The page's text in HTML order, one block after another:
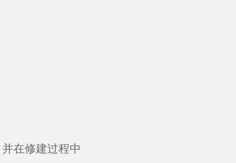
在修建过程中